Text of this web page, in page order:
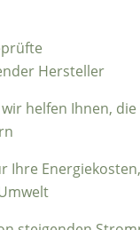
Hersteller
wir helfen Ihnen, die
Ihre